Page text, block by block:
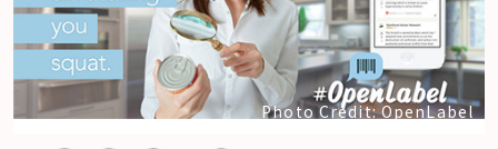
Photo Credit: OpenLabel